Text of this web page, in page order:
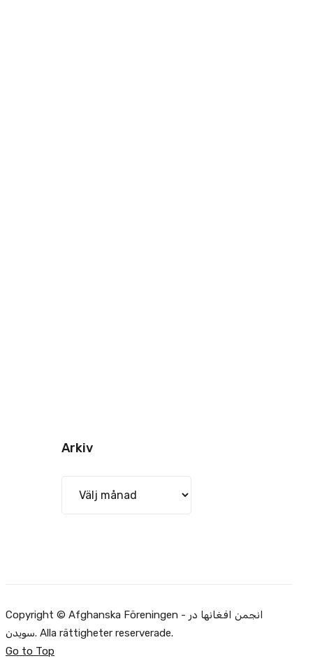
Arkiv
Copyright © Afghanska Föreningen - انجمن افغانها در
سویدن. Alla rättigheter reserverade.
Go to Top